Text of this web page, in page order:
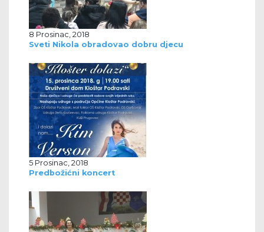
8 Prosinac, 2018
Sveti Nikola obradovao dobru djecu
5 Prosinac, 2018
Predbožićni koncert